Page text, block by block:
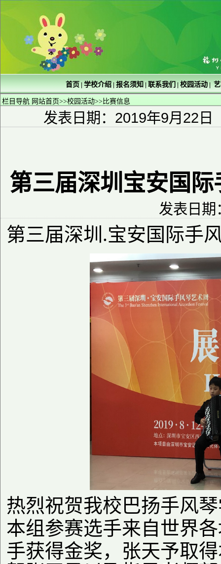
首页 学校介绍 报名须知 联系我们 校园活动
栏目导航 网站首页>>校园活动>>比赛信息
发表日期：2019年9月22日
第三届深圳宝安国
发表日
第三届深圳 .宝安国际手
热烈祝贺我校巴扬手风
本组参赛选手来自世界
手获得金奖，张天予取